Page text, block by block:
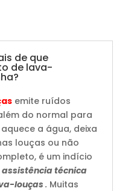
de que
de lava-
emite ruídos
do normal para
a água, deixa
louças ou não
é um indício
assistência técnica
louças . Muitas